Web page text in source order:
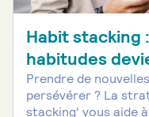
Habit stacking
habitudes
Prendre de
persévérer ? La
stacking' vous aide